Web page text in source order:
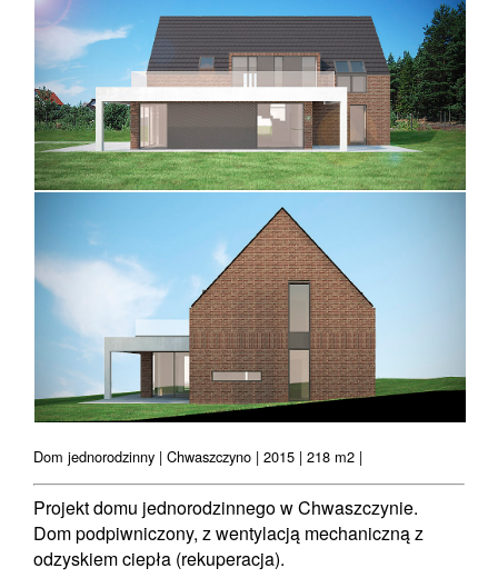
Dom jednorodzinny | Chwaszczyno | 2015 | 218 m2 |
Projekt domu jednorodzinnego w Chwaszczynie.
Dom podpiwniczony, z wentylacją mechaniczną z
odzyskiem ciepła (rekuperacja).